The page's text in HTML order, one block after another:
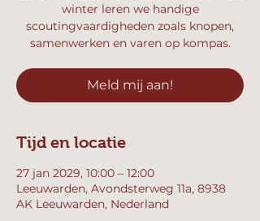
winter leren we handige
scoutingvaardigheden zoals knopen,
samenwerken en varen op kompas.
Meld mij aan!
Tijd en locatie
27 jan 2029, 10:00 – 12:00
Leeuwarden, Avondsterweg 11a, 8938
AK Leeuwarden, Nederland